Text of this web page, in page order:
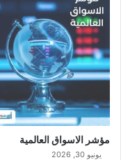
مؤشر الاسواق العالمية
يونيو 30, 2026